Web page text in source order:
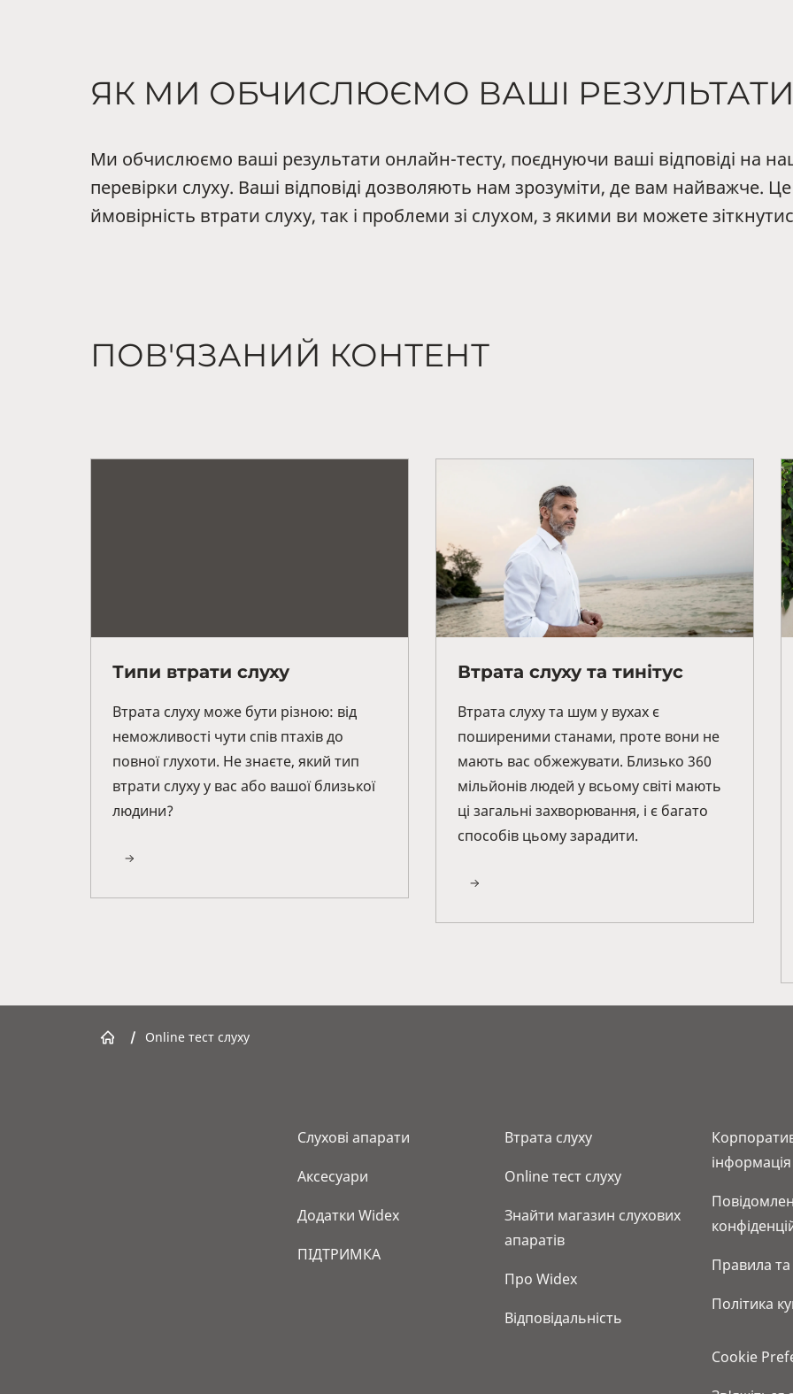
ЯК МИ ОБЧИСЛЮЄМО ВАШІ
Ми обчислюємо ваші результати онлайн-тесту, поєднуючи ваші відповіді на
перевірки слуху. Ваші відповіді дозволяють нам зрозуміти, де вам найважче.
ймовірність втрати слуху, так і проблеми зі слухом, з якими ви можете
ПОВ'ЯЗАНИЙ КОНТЕНТ
Типи втрати слуху
Втрата слуху може бути різною: від
неможливості чути спів птахів до
повної глухоти. Не знаєте, який тип
втрати слуху у вас або вашої близької
людини?
Втрата слуху та тинітус
Втрата слуху та шум у вухах є
поширеними станами, проте вони не
мають вас обжежувати. Близько 360
мільйонів людей у ​​всьому світі мають
ці загальні захворювання, і є багато
способів цьому зарадити.
/ Online тест слуху
Слухові апарати
Аксесуари
Додатки Widex
ПІДТРИМКА
Bтрата слуху
Online тест слуху
Знайти магазин слухових
апаратів
Про Widex
Відповідальність
інформація
Правила
Політика
Cookie